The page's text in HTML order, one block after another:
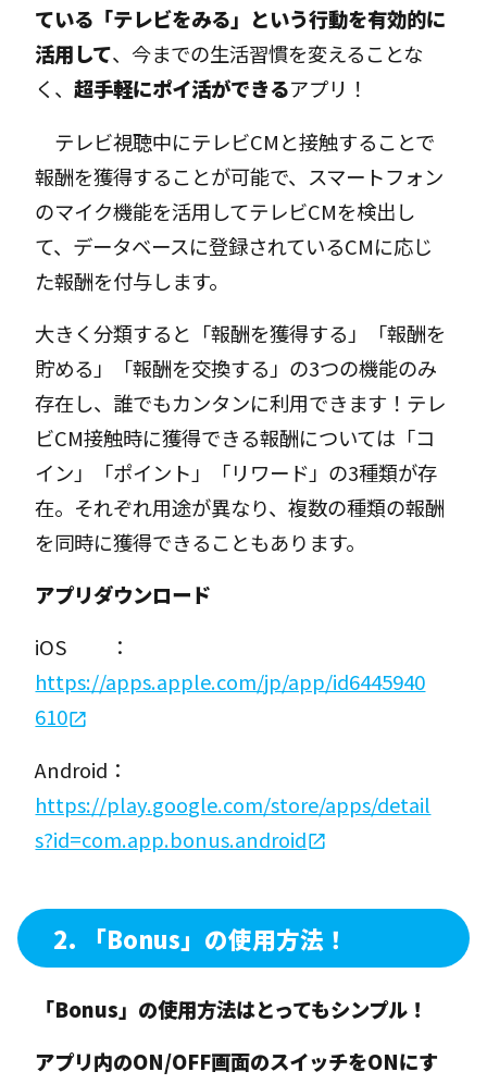
ている「テレビをみる」という行動を有効的に
活用して、今までの生活習慣を変えることな
く、超手軽にポイ活ができるアプリ！
テレビ視聴中にテレビCMと接触することで
報酬を獲得することが可能で、スマートフォン
のマイク機能を活用してテレビCMを検出し
て、データベースに登録されているCMに応じ
た報酬を付与します。
大きく分類すると「報酬を獲得する」「報酬を
貯める」「報酬を交換する」の3つの機能のみ
存在し、誰でもカンタンに利用できます！テレ
ビCM接触時に獲得できる報酬については「コ
イン」「ポイント」「リワード」の3種類が存
在。それぞれ用途が異なり、複数の種類の報酬
を同時に獲得できることもあります。
アプリダウンロード
iOS ：
https://apps.apple.com/jp/app/id6445940
610
Android：
https://play.google.com/store/apps/detail
s?id=com.app.bonus.android
2. 「Bonus」の使用方法！
「Bonus」の使用方法はとってもシンプル！
アプリ内のON/OFF画面のスイッチをONにす